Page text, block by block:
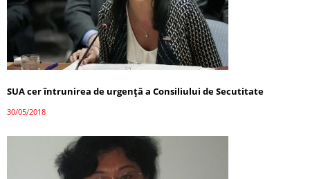
SUA cer întrunirea de urgenţă a Consiliului de Secutitate
30/05/2018